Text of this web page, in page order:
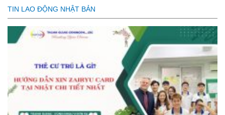
TIN LAO ĐỘNG NHẬT BẢN